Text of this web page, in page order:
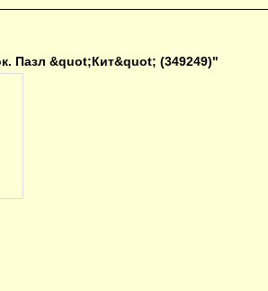
Пазл &quot;Кит&quot; (349249)"